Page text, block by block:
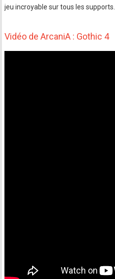
jeu incroyable sur tous les supports.
Vidéo de ArcaniA : Gothic 4